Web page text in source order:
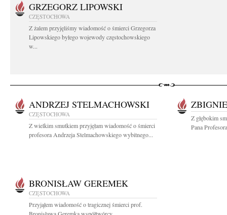
GRZEGORZ LIPOWSKI
CZĘSTOCHOWA
Z żalem przyjęliśmy wiadomość o śmierci Grzegorza
Lipowskiego byłego wojewody częstochowskiego
w...
ANDRZEJ STELMACHOWSKI
CZĘSTOCHOWA
Z wielkim smutkiem przyjęłam wiadomość o śmierci
profesora Andrzeja Stelmachowskiego wybitnego...
Z głębokim
Pana
BRONISŁAW GEREMEK
CZĘSTOCHOWA
Przyjąłem wiadomość o tragicznej śmierci prof.